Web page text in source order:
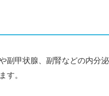
副甲状腺、副腎などの内分
す。